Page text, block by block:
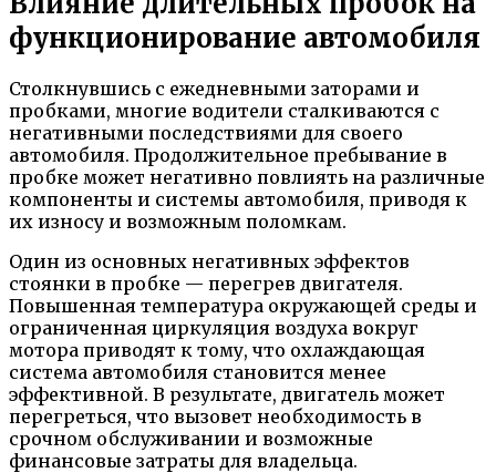
функционирование автомобиля
Столкнувшись с ежедневными заторами и
пробками, многие водители сталкиваются с
негативными последствиями для своего
автомобиля. Продолжительное пребывание в
пробке может негативно повлиять на различные
компоненты и системы автомобиля, приводя к
их износу и возможным поломкам.
Один из основных негативных эффектов
стоянки в пробке — перегрев двигателя.
Повышенная температура окружающей среды и
ограниченная циркуляция воздуха вокруг
мотора приводят к тому, что охлаждающая
система автомобиля становится менее
эффективной. В результате, двигатель может
перегреться, что вызовет необходимость в
срочном обслуживании и возможные
финансовые затраты для владельца.